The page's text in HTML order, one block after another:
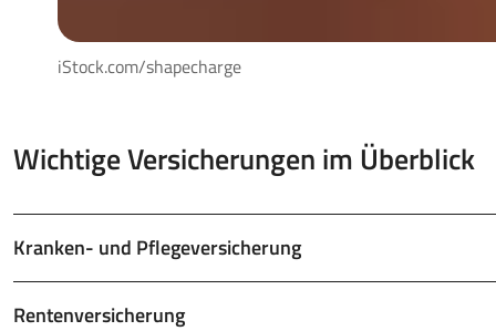
iStock.com/shapecharge
Wichtige Versicherungen im Überblick
Kranken- und Pflegeversicherung
Rentenversicherung